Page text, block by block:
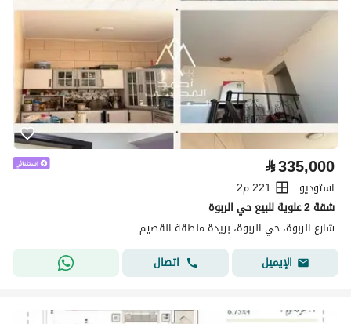
⃁335,000
استوديو
221 م2
شقة 2 علوية للبيع حي الربوة
شارع الربوة، حي الربوة، بريدة منطقة القصيم
الإيميل
اتصال